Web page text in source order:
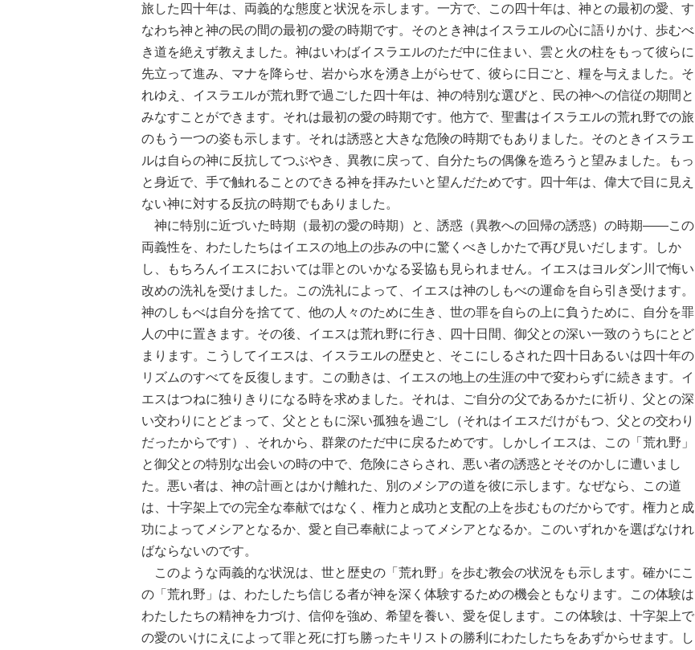
旅した四十年は、両義的な態度と状況を示します。一方で、この四十年は、神との最初の愛、す
なわち神と神の民の間の最初の愛の時期です。そのとき神はイスラエルの心に語りかけ、歩むべ
き道を絶えず教えました。神はいわばイスラエルのただ中に住まい、雲と火の柱をもって彼らに
先立って進み、マナを降らせ、岩から水を湧き上がらせて、彼らに日ごと、糧を与えました。そ
れゆえ、イスラエルが荒れ野で過ごした四十年は、神の特別な選びと、民の神への信従の期間と
みなすことができます。それは最初の愛の時期です。他方で、聖書はイスラエルの荒れ野での旅
のもう一つの姿も示します。それは誘惑と大きな危険の時期でもありました。そのときイスラエ
ルは自らの神に反抗してつぶやき、異教に戻って、自分たちの偶像を造ろうと望みました。もっ
と身近で、手で触れることのできる神を拝みたいと望んだためです。四十年は、偉大で目に見え
ない神に対する反抗の時期でもありました。
神に特別に近づいた時期（最初の愛の時期）と、誘惑（異教への回帰の誘惑）の時期――この
両義性を、わたしたちはイエスの地上の歩みの中に驚くべきしかたで再び見いだします。しか
し、もちろんイエスにおいては罪とのいかなる妥協も見られません。イエスはヨルダン川で悔い
改めの洗礼を受けました。この洗礼によって、イエスは神のしもべの運命を自ら引き受けます。
神のしもべは自分を捨てて、他の人々のために生き、世の罪を自らの上に負うために、自分を罪
人の中に置きます。その後、イエスは荒れ野に行き、四十日間、御父との深い一致のうちにとど
まります。こうしてイエスは、イスラエルの歴史と、そこにしるされた四十日あるいは四十年の
リズムのすべてを反復します。この動きは、イエスの地上の生涯の中で変わらずに続きます。イ
エスはつねに独りきりになる時を求めました。それは、ご自分の父であるかたに祈り、父との深
い交わりにとどまって、父とともに深い孤独を過ごし（それはイエスだけがもつ、父との交わり
だったからです）、それから、群衆のただ中に戻るためです。しかしイエスは、この「荒れ野」
と御父との特別な出会いの時の中で、危険にさらされ、悪い者の誘惑とそそのかしに遭いまし
た。悪い者は、神の計画とはかけ離れた、別のメシアの道を彼に示します。なぜなら、この道
は、十字架上での完全な奉献ではなく、権力と成功と支配の上を歩むものだからです。権力と成
功によってメシアとなるか、愛と自己奉献によってメシアとなるか。このいずれかを選ばなけれ
ばならないのです。
このような両義的な状況は、世と歴史の「荒れ野」を歩む教会の状況をも示します。確かにこ
の「荒れ野」は、わたしたち信じる者が神を深く体験するための機会ともなります。この体験は
わたしたちの精神を力づけ、信仰を強め、希望を養い、愛を促します。この体験は、十字架上で
の愛のいけにえによって罪と死に打ち勝ったキリストの勝利にわたしたちをあずからせます。し